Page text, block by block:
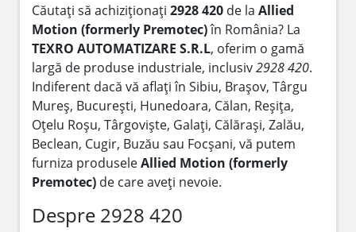
Căutați să achiziționați 2928 420 de la Allied
Motion (formerly Premotec)în România? La
TEXRO AUTOMATIZARE S.R.L, oferim o gamă
largă de produse industriale, inclusiv2928 420.
Indiferent dacă vă aflați în Sibiu, Brașov, Târgu
Mureș, București, Hunedoara, Călan, Reșița,
Oțelu Roșu, Târgoviște, Galați, Călărași, Zalău,
Beclean, Cugir, Buzău sau Focșani, vă putem
furniza produseleAllied Motion (formerly
Premotec) de care aveți nevoie.
Despre 2928 420